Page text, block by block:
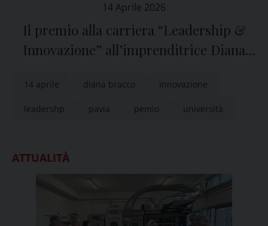
14 Aprile 2026
Il premio alla carriera “Leadership &
Innovazione” all’imprenditrice Diana
14 aprile diana bracco innovazione
leadershp pavia pemio università
ATTUALITÀ